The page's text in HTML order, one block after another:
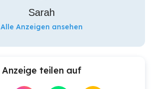
Sarah
Alle Anzeigen ansehen
Anzeige teilen auf